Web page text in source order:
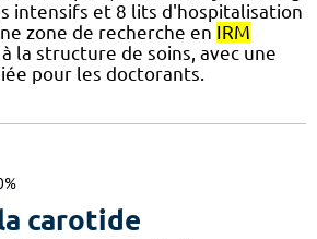
intensifs et 8 lits d'hospitalisation
zone de recherche en IRM
la structure de soins, avec une
pour les doctorants.
carotide